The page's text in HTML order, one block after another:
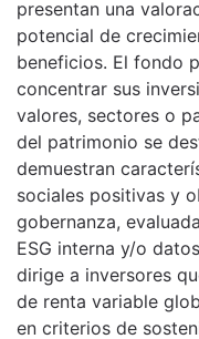
presentan una
potencial de
beneficios. El fondo
concentrar sus
valores, sectores o
del patrimonio se
demuestran
sociales positivas y
gobernanza,
ESG interna y/o
dirige a inversores
de renta variable
en criterios de